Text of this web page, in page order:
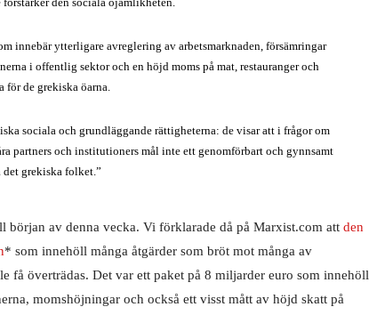
innebär ytterligare avreglering av arbetsmarknaden, försämringar
i offentlig sektor och en höjd moms på mat, restauranger och
för de grekiska öarna.
sociala och grundläggande rättigheterna: de visar att i frågor om
partners och institutioners mål inte ett genomförbart och gynnsamt
grekiska folket.”
av denna vecka. Vi förklarade då på Marxist.com att den
* som innehöll många åtgärder som bröt mot många av
få överträdas. Det var ett paket på 8 miljarder euro som innehöll
momshöjningar och också ett visst mått av höjd skatt på